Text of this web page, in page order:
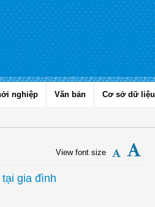
nghiệp Văn bản Cơ sở dữ liệu
View font size
gia đình